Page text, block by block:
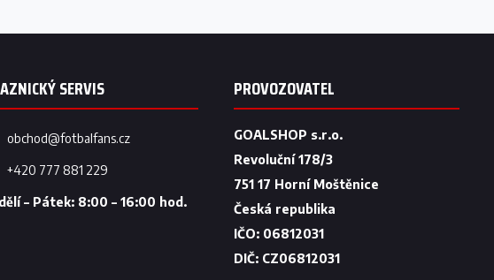
obchod@fotbalfans.cz
+420 777 881 229